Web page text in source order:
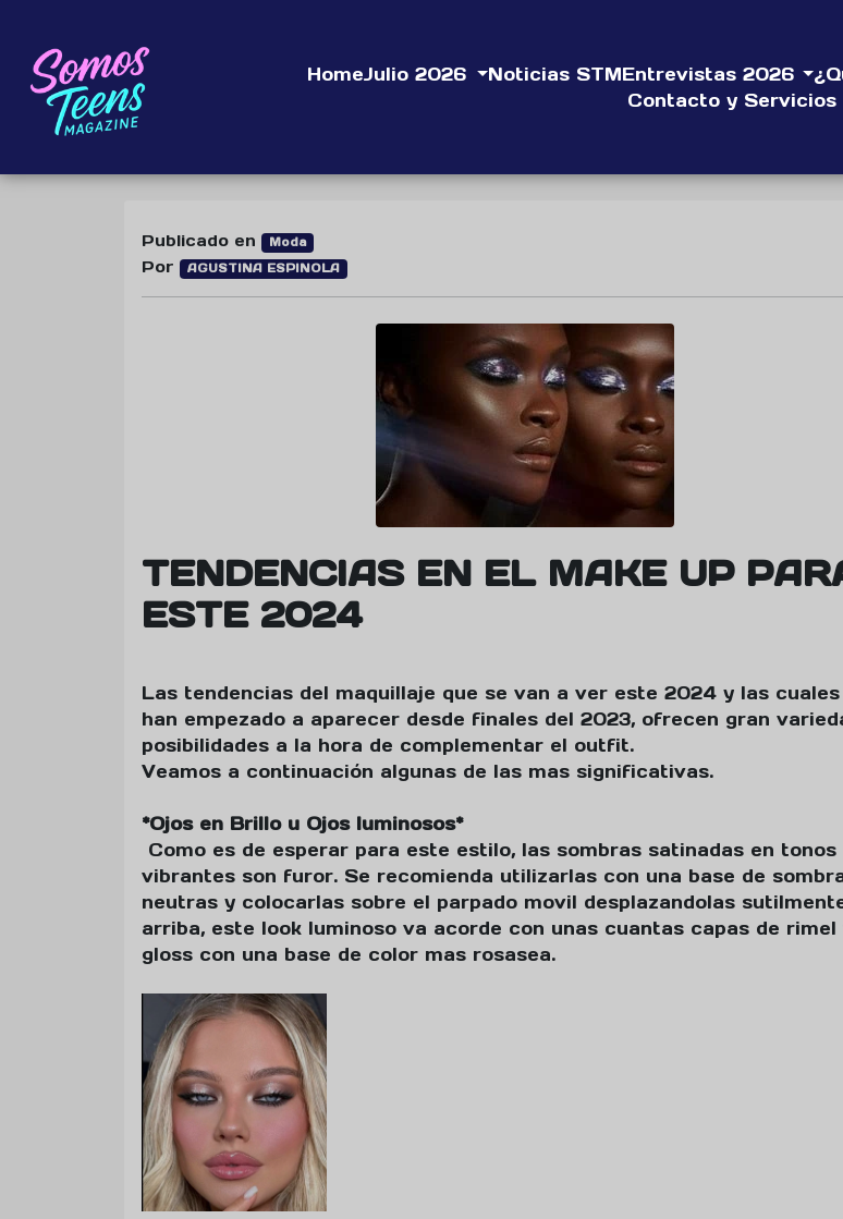
HomeJulio 2026 Noticias STMEntrevistas 2026
Contacto y Servicios
Publicado en Moda
Por AGUSTINA ESPINOLA
TENDENCIAS EN EL MAKE UP
ESTE 2024
Las tendencias del maquillaje que se van a ver este 2024 y las cuales
han empezado a aparecer desde finales del 2023, ofrecen gran
posibilidades a la hora de complementar el outfit.
Veamos a continuación algunas de las mas significativas.
*Ojos en Brillo u Ojos luminosos*
Como es de esperar para este estilo, las sombras satinadas en tonos
vibrantes son furor. Se recomienda utilizarlas con una base de
neutras y colocarlas sobre el parpado movil desplazandolas
arriba, este look luminoso va acorde con unas cuantas capas de rimel
gloss con una base de color mas rosasea.